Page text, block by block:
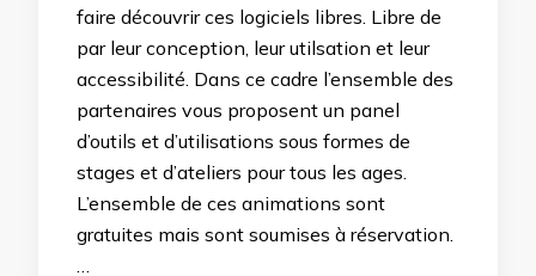
faire découvrir ces logiciels libres. Libre de
par leur conception, leur utilsation et leur
accessibilité. Dans ce cadre l’ensemble des
partenaires vous proposent un panel
d’outils et d’utilisations sous formes de
stages et d’ateliers pour tous les ages.
L’ensemble de ces animations sont
gratuites mais sont soumises à réservation.
…